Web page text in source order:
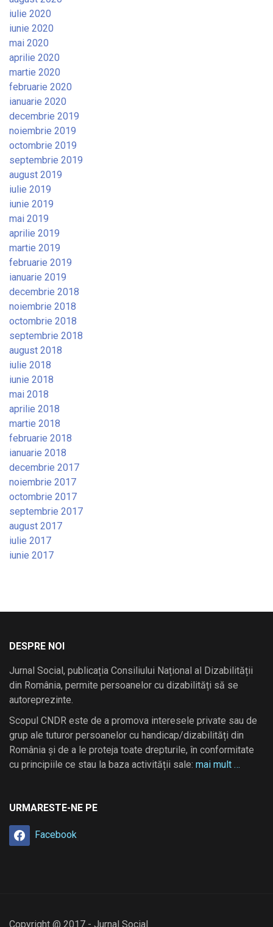
iulie 2020
iunie 2020
mai 2020
aprilie 2020
martie 2020
februarie 2020
ianuarie 2020
decembrie 2019
noiembrie 2019
octombrie 2019
septembrie 2019
august 2019
iulie 2019
iunie 2019
mai 2019
aprilie 2019
martie 2019
februarie 2019
ianuarie 2019
decembrie 2018
noiembrie 2018
octombrie 2018
septembrie 2018
august 2018
iulie 2018
iunie 2018
mai 2018
aprilie 2018
martie 2018
februarie 2018
ianuarie 2018
decembrie 2017
noiembrie 2017
octombrie 2017
septembrie 2017
august 2017
iulie 2017
iunie 2017
DESPRE NOI
Jurnal Social, publicația Consiliului Național al Dizabilității
din România, permite persoanelor cu dizabilități să se
autoreprezinte.
Scopul CNDR este de a promova interesele private sau de
grup ale tuturor persoanelor cu handicap/dizabilități din
România și de a le proteja toate drepturile, în conformitate
cu principiile ce stau la baza activității sale: mai mult …
URMARESTE-NE PE
Facebook
Copyright @ 2017 - Jurnal Social